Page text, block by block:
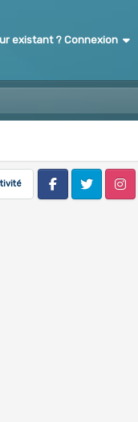
existant ? Connexion
FacebookTwitter